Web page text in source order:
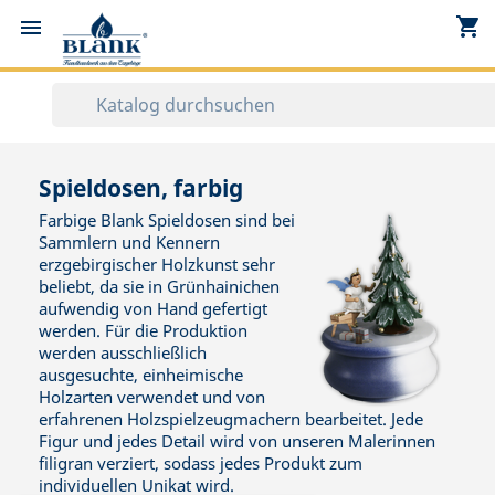
 shopping_cart
Spieldosen, farbig
Farbige Blank Spieldosen sind bei
Sammlern und Kennern
erzgebirgischer Holzkunst sehr
beliebt, da sie in Grünhainichen
aufwendig von Hand gefertigt
werden. Für die Produktion
werden ausschließlich
ausgesuchte, einheimische
Holzarten verwendet und von
erfahrenen Holzspielzeugmachern bearbeitet. Jede
Figur und jedes Detail wird von unseren Malerinnen
filigran verziert, sodass jedes Produkt zum
individuellen Unikat wird.